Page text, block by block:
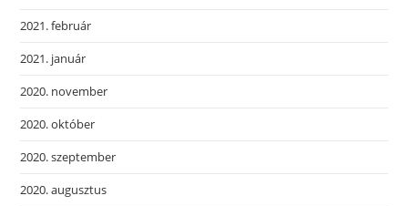
2021. február
2021. január
2020. november
2020. október
2020. szeptember
2020. augusztus